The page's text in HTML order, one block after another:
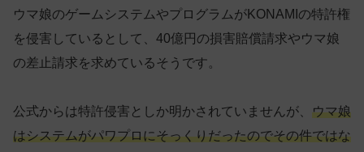
ウマ娘のゲームシステムやプログラムがKONAMIの特許権
を侵害しているとして、40億円の損害賠償請求やウマ娘
の差止請求を求めているそうです。
公式からは特許侵害としか明かされていませんが、 ウマ娘
はシステムがパワプロにそっくりだったのでその件ではな